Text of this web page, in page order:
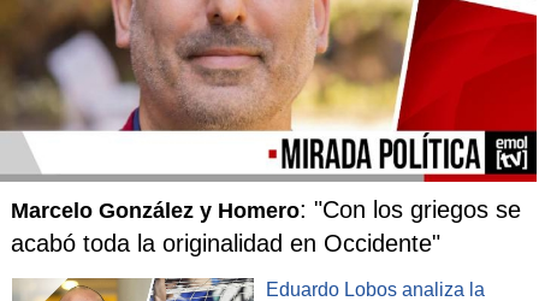
Marcelo González y Homero: "Con los griegos se
acabó toda la originalidad en Occidente"
Eduardo Lobos analiza la